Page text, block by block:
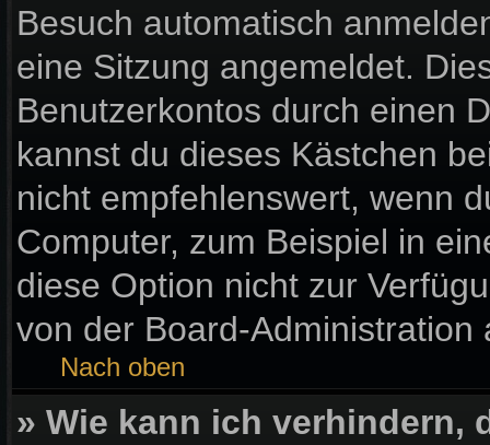
Besuch automatisch
eine Sitzung angemeldet.
Benutzerkontos durch einen
kannst du dieses Kästchen
nicht empfehlenswert, wenn
Computer, zum Beispiel in
diese Option nicht zur
von der Board-Administration
Nach oben
» Wie kann ich verhindern,